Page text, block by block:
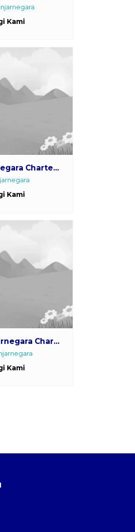
Kami
Charte...
Kami
Char...
Kami